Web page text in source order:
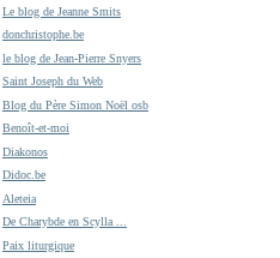
Le blog de Jeanne Smits
donchristophe.be
le blog de Jean-Pierre Snyers
Saint Joseph du Web
Blog du Père Simon Noël osb
Benoît-et-moi
Diakonos
Didoc.be
Aleteia
De Charybde en Scylla ...
Paix liturgique